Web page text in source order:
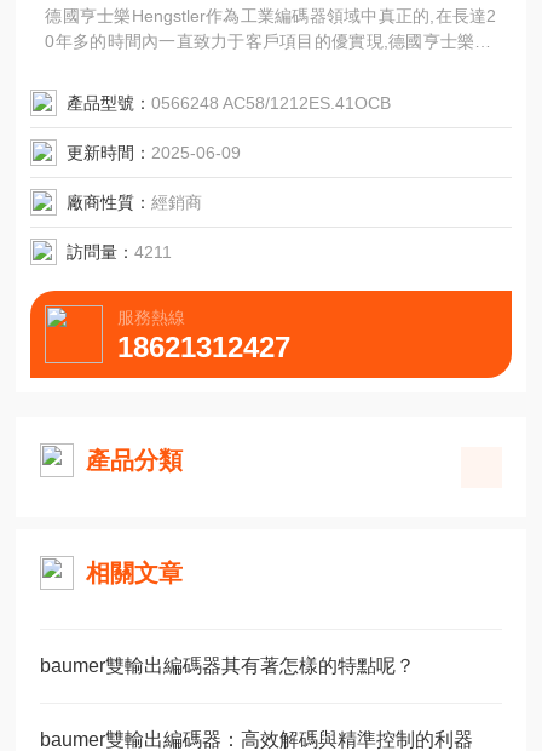
德國亨士樂Hengstler作為工業編碼器領域中真正的,在長達2
0年多的時間內一直致力于客戶項目的優實現,德國亨士樂He
鋼鐵業,紡織業,包裝機器,搬運業,玻璃制造和機器人制造
等。該編碼器也適用于所有的苛刻工作環境：腐蝕
的,易爆的以及電磁干擾環境。
德國亨士樂Hengstler編碼器,德國亨士樂H
產品型號：0566248 AC58/1212ES.41OCB
更新時間： 2025-06-09
廠商性質：經銷商
訪問量：4211
服務熱線
18621312427
產品分類
相關文章
baumer雙輸出編碼器其有著怎樣的特點呢？
baumer雙輸出編碼器：高效解碼與精準控制的利器